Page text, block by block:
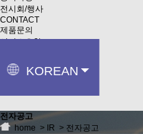
전시회/행사
CONTACT
제품문의
서비스요청
KOREAN
KOREAN
전자공고
home > IR > 전자공고